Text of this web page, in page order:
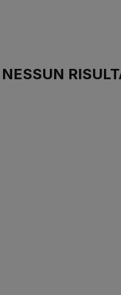
NESSUN